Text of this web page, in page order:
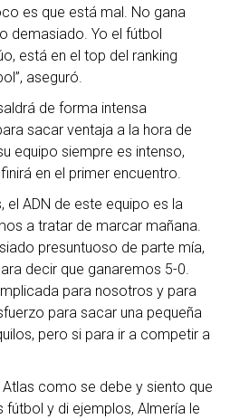
es que está mal. No gana
demasiado. Yo el fútbol
está en el top del ranking
aseguró.
de forma intensa
sacar ventaja a la hora de
equipo siempre es intenso,
en el primer encuentro.
el ADN de este equipo es la
a tratar de marcar mañana.
presuntuoso de parte mía,
decir que ganaremos 5-0.
para nosotros y para
para sacar una pequeña
pero si para ir a competir a
como se debe y siento que
y di ejemplos, Almería le